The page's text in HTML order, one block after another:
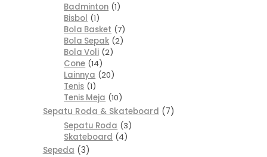
Badminton 1
Bisbol 1
Bola Basket 7
Bola Sepak 2
Bola Voli 2
Cone 14
Lainnya 20
Tenis 1
Tenis Meja 10
Sepatu Roda & Skateboard
7
Sepatu Roda 3
Skateboard 4
Sepeda
3